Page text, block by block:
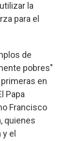
la
para el
de
pobres"
en
Papa
Francisco
quienes
el